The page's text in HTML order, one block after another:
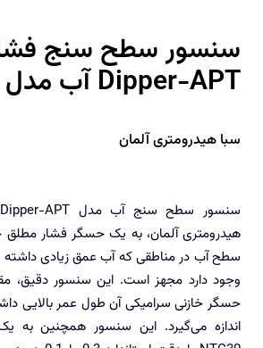
سنسور سطح سنج
آب مدل Dipper-APT
سبا هیدرومتری آلمان
هیدرومتری آلمان، به یک حسگر فشار مطلق
سطح آب در مناطقی که آب عمق زیادی داشته
وجود دارد مجهز است. این سنسور دقیق،
اندازه می‌گیرد. این سنسور همچنین